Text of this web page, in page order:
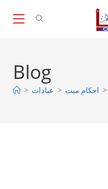
Blog
> عبادات > احکام میت >